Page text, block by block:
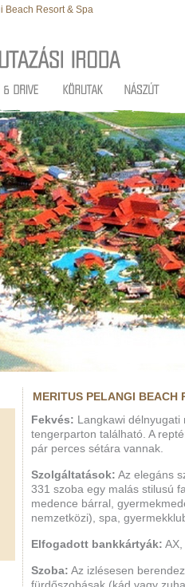
Beach Resort & Spa
MERITUS PELANGI BEACH
Fekvés: Langkawi
tengerparton található. A
pár perces sétára vannak.
Szolgáltatások: Az elegáns
331 szoba egy malás stilusú
medence bárral,
nemzetközi), spa,
Elfogadott bankkártyák:
Szoba: Az izlésesen